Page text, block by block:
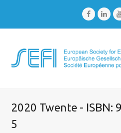
Facebook
2020 Twente - ISBN:
5